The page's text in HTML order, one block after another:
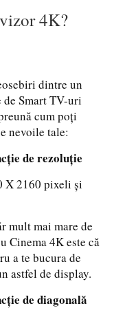
4K?
dintre un
Smart TV-uri
cum poți
nevoile tale:
de rezoluție
X 2160 pixeli și
mult mai mare de
Cinema 4K este că
a te bucura de
astfel de display.
de diagonală